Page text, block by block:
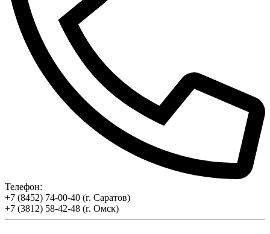
Телефон:
+7 (8452) 74-00-40 (г. Саратов)
+7 (3812) 58-42-48 (г. Омск)